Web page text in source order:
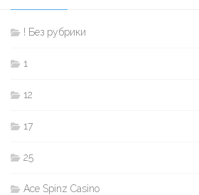
! Без рубрики
1
12
17
25
Ace Spinz Casino